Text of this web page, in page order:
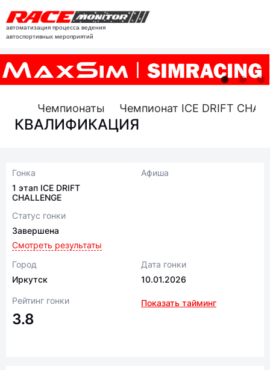
автоматизация процесса ведения
автоспортивных мероприятий
Чемпионаты Чемпионат ICE DRIFT
КВАЛИФИКАЦИЯ
Гонка
1 этап ICE DRIFT
CHALLENGE
Статус гонки
Завершена
Смотреть результаты
Афиша
Город
Иркутск
Дата гонки
10.01.2026
Рейтинг гонки
3.8
Показать тайминг